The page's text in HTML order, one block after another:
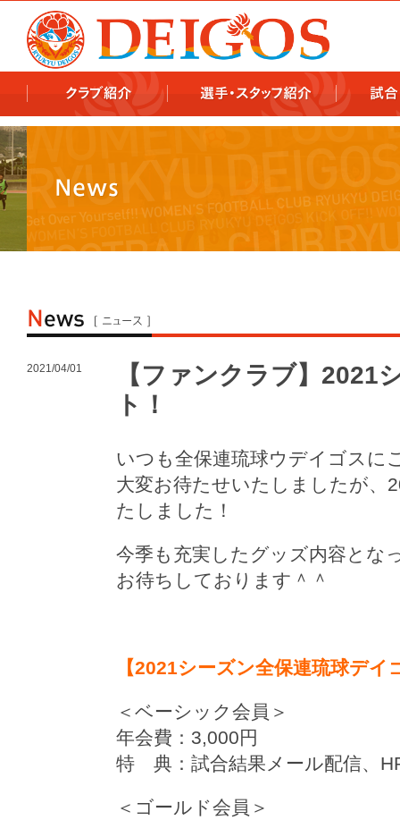
2021/04/01
【ファンクラブ】2021
ト！
いつも全保連琉球ウデイゴスに
大変お待たせいたしましたが、
たしました！
今季も充実したグッズ内容とな
お待ちしております＾＾
【2021シーズン全保連琉球デ
＜ベーシック会員＞
年会費：3,000円
特 典：試合結果メール配信、
＜ゴールド会員＞